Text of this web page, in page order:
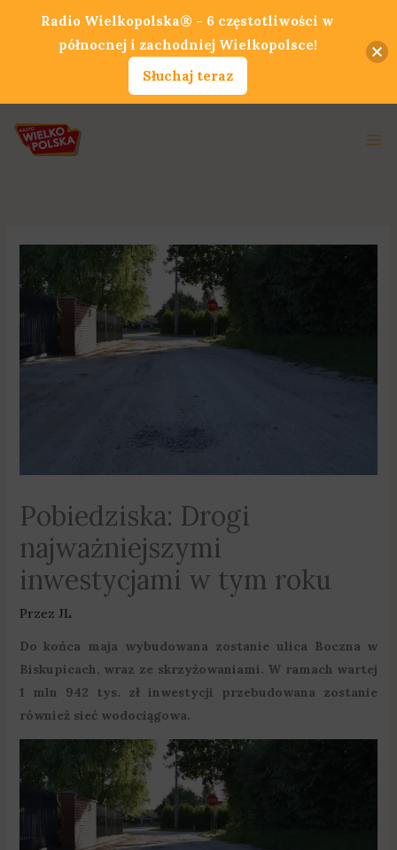
Pobiedziska: Drogi
najważniejszymi
inwestycjami w tym roku
Przez JL
Do końca maja wybudowana zostanie ulica Boczna w
Biskupicach, wraz ze skrzyżowaniami. W ramach wartej
1 mln 942 tys. zł inwestycji przebudowana zostanie
również sieć wodociągowa.
Radio Wielkopolska® - 6 częstotliwości w
północnej i zachodniej Wielkopolsce!
Słuchaj teraz